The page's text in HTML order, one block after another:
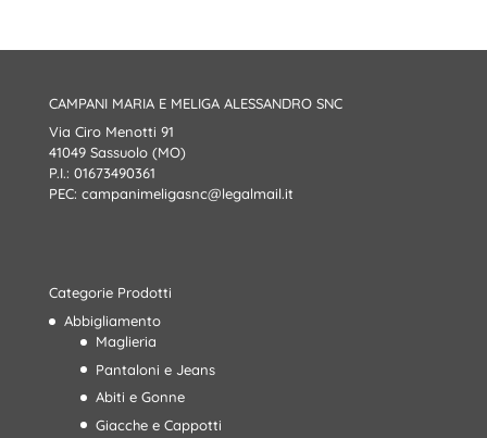
CAMPANI MARIA E MELIGA ALESSANDRO SNC
Via Ciro Menotti 91
41049 Sassuolo (MO)
P.I.: 01673490361
PEC: campanimeligasnc@legalmail.it
Categorie Prodotti
Abbigliamento
Maglieria
Pantaloni e Jeans
Abiti e Gonne
Giacche e Cappotti